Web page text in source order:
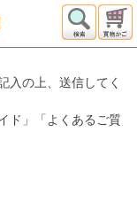
入の上、送信してく
ド」「よくあるご質